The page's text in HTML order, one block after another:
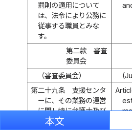
罰則の適用について
は、法令により公務に
従事する職員とみな
す。
第二款 審査
委員会
（審査委員会）
第二十九条
支援センタ
ーに、その業務の運営
に関し特に弁護士及び
隣接法律専門職者の職
本文